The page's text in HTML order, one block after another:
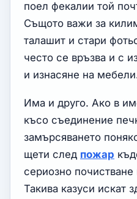
поел фекалии той
Същото важи за
талашит и стари
често се връзва и с
и изнасяне на
Има и друго. Ако в
късо съединение
замърсяването
щети след пожар
сериозно
Такива казуси искат